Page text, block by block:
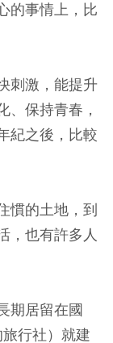
的事情上，比
刺激，能提升
、保持青春，
紀之後，比較
慣的土地，到
，也有許多人
期居留在國
行社）就建